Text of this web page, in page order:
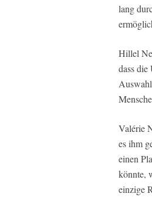
lang
Hillel
dass
Valérie
es ihm
einen
könnte,
einzige